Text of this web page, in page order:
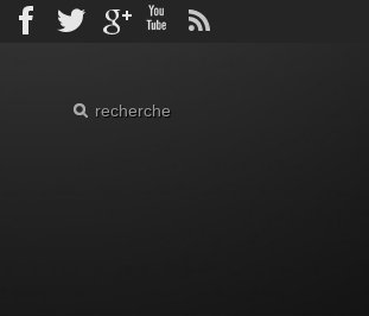
FacebookTwittergplusYoutube